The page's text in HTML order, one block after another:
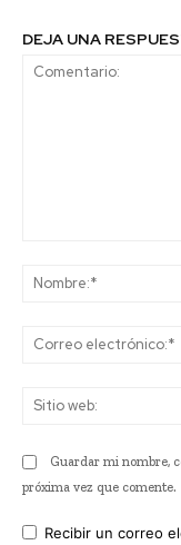
DEJA UNA
Guardar mi nombre,
próxima vez que comente.
Recibir un correo